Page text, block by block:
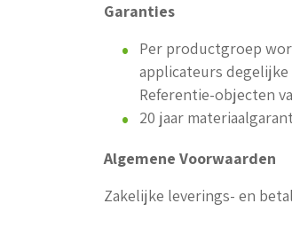
Garanties
Per productgroep
applicateurs degelijke
Referentie-objecten
20 jaar
Algemene Voorwaarden
Zakelijke leverings- en